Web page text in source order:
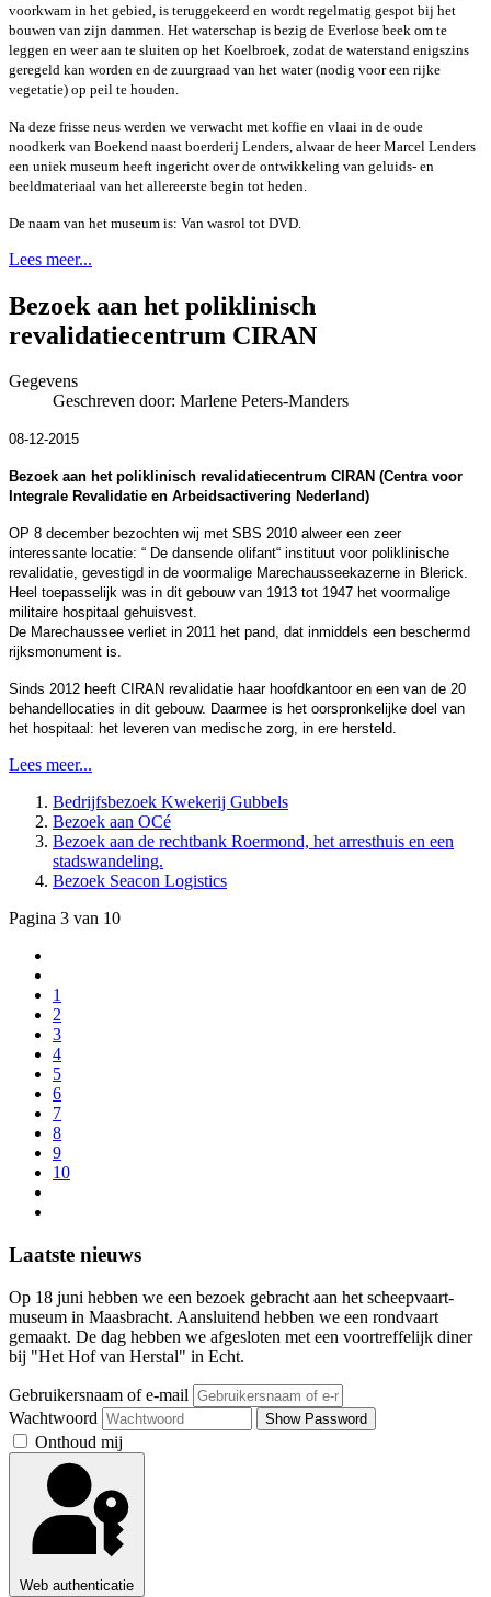
voorkwam in het gebied, is teruggekeerd en wordt regelmatig gespot bij het
bouwen van zijn dammen. Het waterschap is bezig de Everlose beek om te
leggen en weer aan te sluiten op het Koelbroek, zodat de waterstand enigszins
geregeld kan worden en de zuurgraad van het water (nodig voor een rijke
vegetatie) op peil te houden.
Na deze frisse neus werden we verwacht met koffie en vlaai in de oude
noodkerk van Boekend naast boerderij Lenders, alwaar de heer Marcel Lenders
een uniek museum heeft ingericht over de ontwikkeling van geluids- en
beeldmateriaal van het allereerste begin tot heden.
De naam van het museum is: Van wasrol tot DVD.
Lees meer...
Bezoek aan het poliklinisch
revalidatiecentrum CIRAN
Gegevens
Geschreven door: Marlene Peters-Manders
08-12-2015
Bezoek aan het poliklinisch revalidatiecentrum CIRAN (Centra voor
Integrale Revalidatie en Arbeidsactivering Nederland)
OP 8 december bezochten wij met SBS 2010 alweer een zeer
interessante locatie: “ De dansende olifant“ instituut voor poliklinische
revalidatie, gevestigd in de voormalige Marechausseekazerne in Blerick.
Heel toepasselijk was in dit gebouw van 1913 tot 1947 het voormalige
militaire hospitaal gehuisvest.
De Marechaussee verliet in 2011 het pand, dat inmiddels een beschermd
rijksmonument is.
Sinds 2012 heeft CIRAN revalidatie haar hoofdkantoor en een van de 20
behandellocaties in dit gebouw. Daarmee is het oorspronkelijke doel van
het hospitaal: het leveren van medische zorg, in ere hersteld.
Lees meer...
Bedrijfsbezoek Kwekerij Gubbels
Bezoek aan OCé
Bezoek aan de rechtbank Roermond, het arresthuis en een
stadswandeling.
Bezoek Seacon Logistics
Pagina 3 van 10
1
2
3
4
5
6
7
8
9
10
Laatste nieuws
Op 18 juni hebben we een bezoek gebracht aan het scheepvaart-
museum in Maasbracht. Aansluitend hebben we een rondvaart
gemaakt. De dag hebben we afgesloten met een voortreffelijk diner
bij "Het Hof van Herstal" in Echt.
Gebruikersnaam of e-mail
Wachtwoord
Show Password
Onthoud mij
Web authenticatie